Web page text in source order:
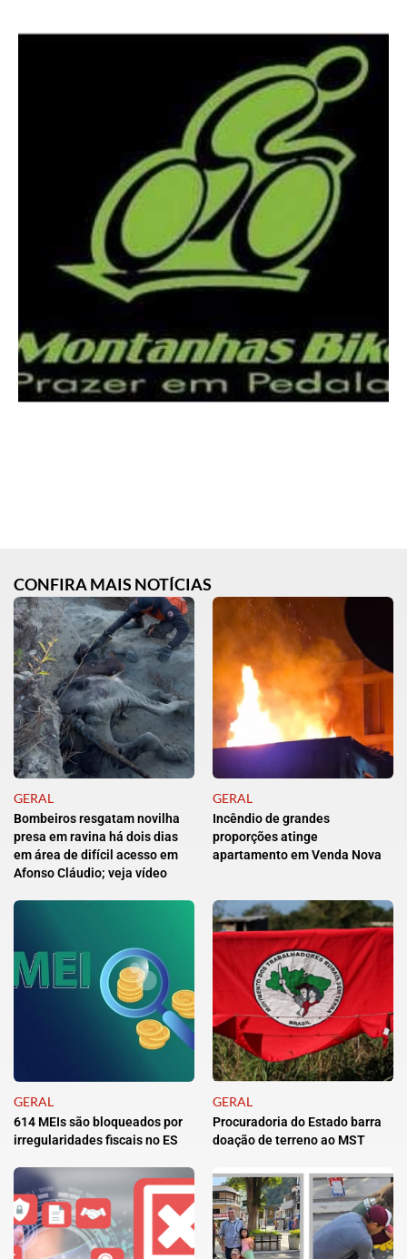
CONFIRA MAIS NOTÍCIAS
GERAL
Bombeiros resgatam novilha
presa em ravina há dois dias
em área de difícil acesso em
Afonso Cláudio; veja vídeo
GERAL
Incêndio de grandes
proporções atinge
apartamento em Venda Nova
GERAL
614 MEIs são bloqueados por
irregularidades fiscais no ES
GERAL
Procuradoria do Estado barra
doação de terreno ao MST